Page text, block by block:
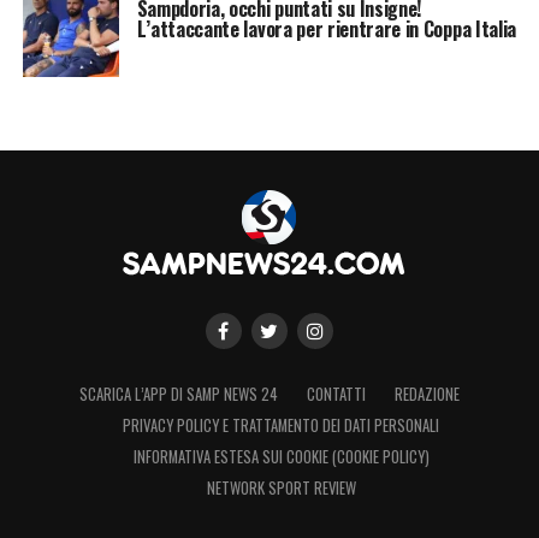
Sampdoria, occhi puntati su Insigne!
L’attaccante lavora per rientrare in Coppa Italia
SCARICA L’APP DI SAMP NEWS 24 CONTATTI
REDAZIONE
PRIVACY POLICY E TRATTAMENTO DEI DATI PERSONALI
INFORMATIVA ESTESA SUI COOKIE (COOKIE POLICY)
NETWORK SPORT REVIEW